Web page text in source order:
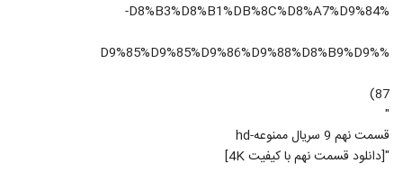
%D8%B3%D8%B1%DB%8C%D8%A7%D9%84-
%D9%85%D9%85%D9%86%D9%88%D8%B9%D9%
87)
"
قسمت نهم 9 سریال ممنوعه-hd
"[دانلود قسمت نهم با کیفیت 4K]